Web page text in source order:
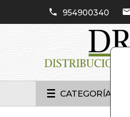
954900340
CATEGORÍAS